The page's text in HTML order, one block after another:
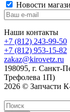
Новости
Наши контакты
+7 (812) 243-99-50
+7 (812) 953-15-82
zakaz@kirovetz.ru
198095, г. Санкт-
Трефолева 1П)
2026 © Запчасти